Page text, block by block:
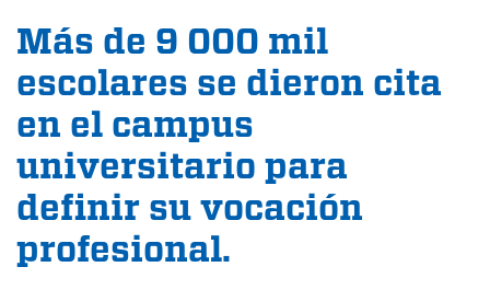
Más de 9 000 mil
escolares se dieron cita
en el campus
universitario para
definir su vocación
profesional.